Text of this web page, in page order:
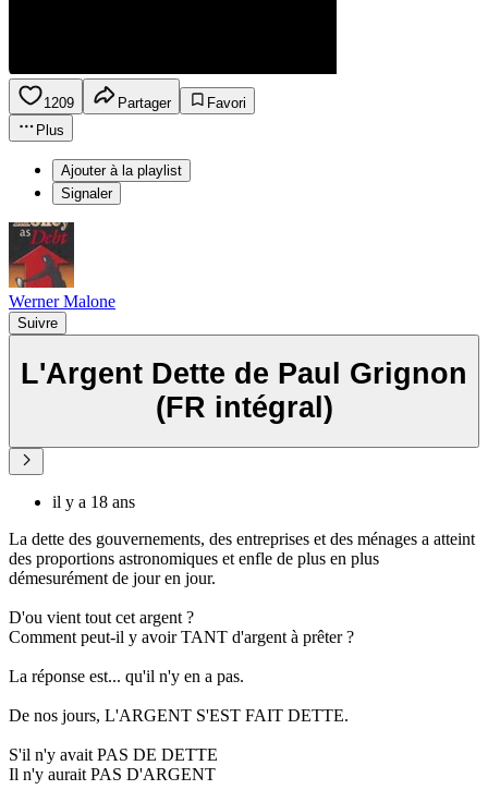
1209 Partager
Favori
Plus
Ajouter à la playlist
Signaler
Werner Malone
Suivre
L'Argent Dette de Paul Grignon
(FR intégral)
il y a 18 ans
La dette des gouvernements, des entreprises et des ménages a atteint
des proportions astronomiques et enfle de plus en plus
démesurément de jour en jour.
D'ou vient tout cet argent ?
Comment peut-il y avoir TANT d'argent à prêter ?
La réponse est... qu'il n'y en a pas.
De nos jours, L'ARGENT S'EST FAIT DETTE.
S'il n'y avait PAS DE DETTE
Il n'y aurait PAS D'ARGENT